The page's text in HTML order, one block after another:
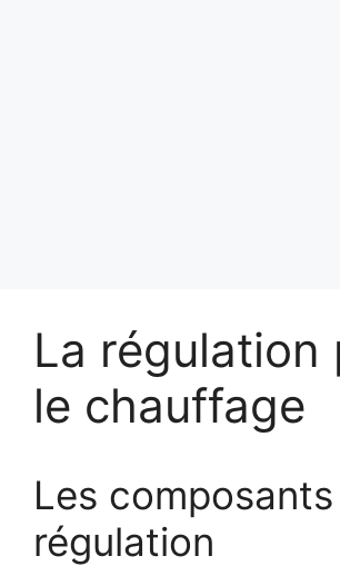
La régulation
le chauffage
Les composants
régulation